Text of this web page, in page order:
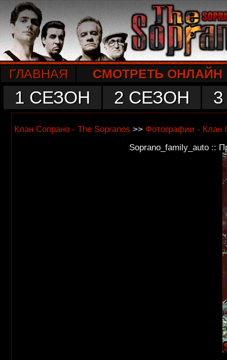
ГЛАВНАЯ СМОТРЕТЬ ОНЛАЙН
1 СЕЗОН 2 СЕЗОН
Клан Сопрано - The Sopranos >> Фотографии - Клан
Soprano_family_auto ::